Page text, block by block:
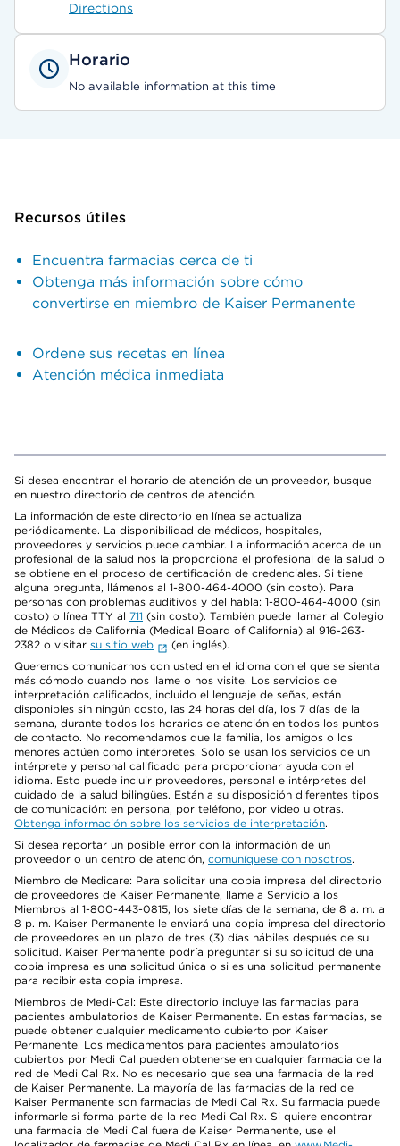
Directions
Horario
No available information at this time
Recursos útiles
Encuentra farmacias cerca de ti
Obtenga más información sobre cómo
convertirse en miembro de Kaiser Permanente
Ordene sus recetas en línea
Atención médica inmediata
Si desea encontrar el horario de atención de un proveedor, busque
en nuestro directorio de centros de atención.
La información de este directorio en línea se actualiza
periódicamente. La disponibilidad de médicos, hospitales,
proveedores y servicios puede cambiar. La información acerca de un
profesional de la salud nos la proporciona el profesional de la salud o
se obtiene en el proceso de certificación de credenciales. Si tiene
alguna pregunta, llámenos al 1-800-464-4000 (sin costo). Para
personas con problemas auditivos y del habla: 1-800-464-4000 (sin
costo) o línea TTY al 711 (sin costo). También puede llamar al Colegio
de Médicos de California (Medical Board of California) al 916-263-
2382 o visitar su sitio web
(en inglés).
Queremos comunicarnos con usted en el idioma con el que se sienta
más cómodo cuando nos llame o nos visite. Los servicios de
interpretación calificados, incluido el lenguaje de señas, están
disponibles sin ningún costo, las 24 horas del día, los 7 días de la
semana, durante todos los horarios de atención en todos los puntos
de contacto. No recomendamos que la familia, los amigos o los
menores actúen como intérpretes. Solo se usan los servicios de un
intérprete y personal calificado para proporcionar ayuda con el
idioma. Esto puede incluir proveedores, personal e intérpretes del
cuidado de la salud bilingües. Están a su disposición diferentes tipos
de comunicación: en persona, por teléfono, por video u otras.
Obtenga información sobre los servicios de interpretación.
Si desea reportar un posible error con la información de un
proveedor o un centro de atención, comuníquese con nosotros.
Miembro de Medicare: Para solicitar una copia impresa del directorio
de proveedores de Kaiser Permanente, llame a Servicio a los
Miembros al 1-800-443-0815, los siete días de la semana, de 8 a. m. a
8 p. m. Kaiser Permanente le enviará una copia impresa del directorio
de proveedores en un plazo de tres (3) días hábiles después de su
solicitud. Kaiser Permanente podría preguntar si su solicitud de una
copia impresa es una solicitud única o si es una solicitud permanente
para recibir esta copia impresa.
Miembros de Medi-Cal: Este directorio incluye las farmacias para
pacientes ambulatorios de Kaiser Permanente. En estas farmacias, se
puede obtener cualquier medicamento cubierto por Kaiser
Permanente. Los medicamentos para pacientes ambulatorios
cubiertos por Medi Cal pueden obtenerse en cualquier farmacia de la
red de Medi Cal Rx. No es necesario que sea una farmacia de la red
de Kaiser Permanente. La mayoría de las farmacias de la red de
Kaiser Permanente son farmacias de Medi Cal Rx. Su farmacia puede
informarle si forma parte de la red Medi Cal Rx. Si quiere encontrar
una farmacia de Medi Cal fuera de Kaiser Permanente, use el